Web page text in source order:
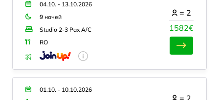
04.10. - 13.10.2026
9 ночей
Studio 2-3 Pax A/C
RO
1582€
= 2
01.10. - 10.10.2026
= 2